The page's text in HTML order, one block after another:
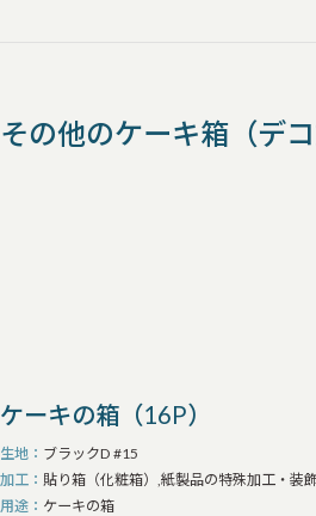
その他のケーキ箱（デ
ケーキの箱（16P）
生地
ブラックD #15
加工
貼り箱（化粧箱）,紙製品の特殊加工・装
用途
ケーキの箱